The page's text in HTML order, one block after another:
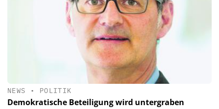
NEWS • POLITIK
Demokratische Beteiligung wird untergraben